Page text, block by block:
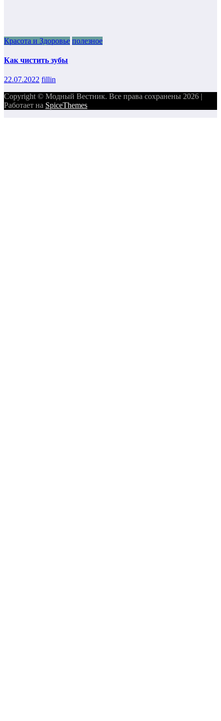
Красота и Здоровье полезное
Как чистить зубы
22.07.2022 fillin
Copyright © Модный Вестник. Все права сохранены 2026 |
Работает на SpiceThemes